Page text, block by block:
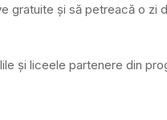
gratuite și să petreacă o zi
și liceele partenere din